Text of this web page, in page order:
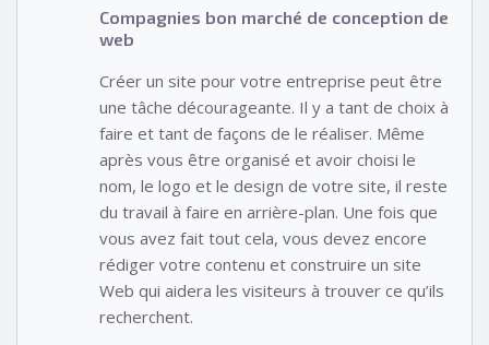
Compagnies bon marché de conception de
web
Créer un site pour votre entreprise peut être
une tâche décourageante. Il y a tant de choix à
faire et tant de façons de le réaliser. Même
après vous être organisé et avoir choisi le
nom, le logo et le design de votre site, il reste
du travail à faire en arrière-plan. Une fois que
vous avez fait tout cela, vous devez encore
rédiger votre contenu et construire un site
Web qui aidera les visiteurs à trouver ce qu’ils
recherchent.